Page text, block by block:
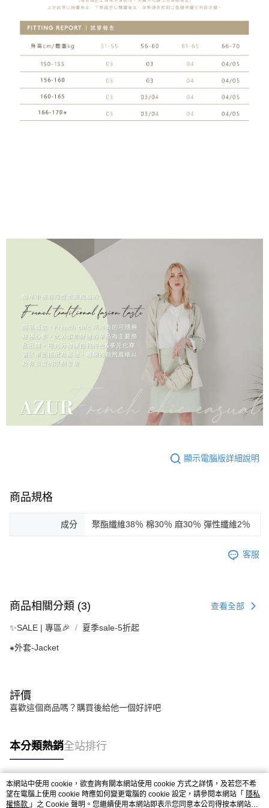
顯示電腦版詳細說明
商品規格
成分 聚酯纖維38％ 棉30％ 麻30％ 彈性纖維2％
客服
商品相關分類 (3) 查看全部
✨SALE | 專區🎉 夏季sale-5折起
⁕外套-Jacket
評價
喜歡這個商品嗎？購買後給他一個好評吧
本分類熱銷全站排行
熱門標籤
本網站中使用 cookie，欲查詢有關本網站使用 cookie 方式之詳情，及若您不希
望在電腦上使用 cookie 時應如何變更電腦的 cookie 設定，請參閱本網站「 隱私
權條款 」之 Cookie 聲明。您繼續使用本網站即表示您同意本公司得按本網站使